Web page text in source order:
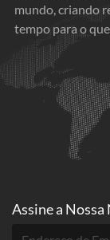
mundo, criando
tempo para o
Assine a